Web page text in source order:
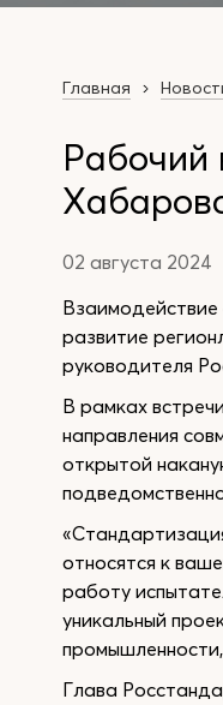
Главная
Рабочий
02 августа 2024
Взаимодействие
развитие
руководителя
В рамках
направления
открытой
относятся к
работу
уникальный
Глава